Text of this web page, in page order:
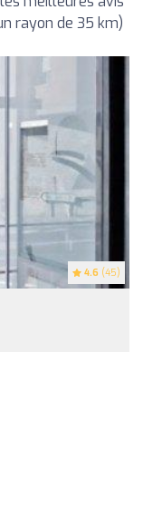
rayon de 35 km)
4.6 (45)